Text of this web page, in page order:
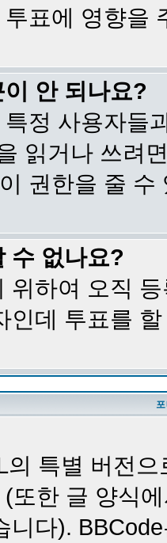
표에 영향을
안 되나요?
정 사용자들
읽거나 쓰려
권한을 줄
수 없나요?
위하여 오직
인데 투표를
의 특별 버전
또한 글 양식
니다).